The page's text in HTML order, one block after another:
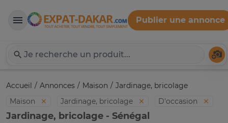
Expat-Dakar
Publier une annonce
Accueil Annonces Maison
Jardinage, bricolage
Maison
Jardinage, bricolage D'occasion
Jardinage, bricolage - Sénégal